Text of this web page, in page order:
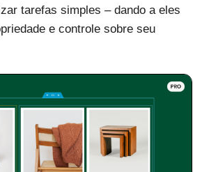
tarefas simples – dando a eles
e controle sobre seu